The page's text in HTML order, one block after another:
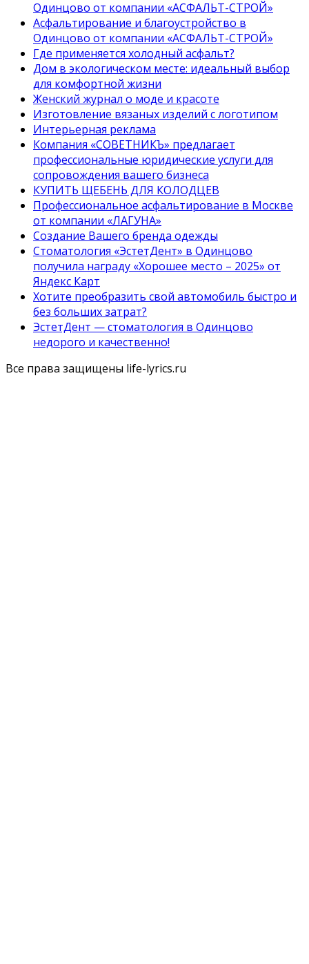
Одинцово от компании «АСФАЛЬТ-СТРОЙ»
Асфальтирование и благоустройство в
Одинцово от компании «АСФАЛЬТ-СТРОЙ»
Где применяется холодный асфальт?
Дом в экологическом месте: идеальный выбор
для комфортной жизни
Женский журнал о моде и красоте
Изготовление вязаных изделий с логотипом
Интерьерная реклама
Компания «СОВЕТНИКЪ» предлагает
профессиональные юридические услуги для
сопровождения вашего бизнеса
КУПИТЬ ЩЕБЕНЬ ДЛЯ КОЛОДЦЕВ
Профессиональное асфальтирование в Москве
от компании «ЛАГУНА»
Создание Вашего бренда одежды
Стоматология «ЭстетДент» в Одинцово
получила награду «Хорошее место – 2025» от
Яндекс Карт
Хотите преобразить свой автомобиль быстро и
без больших затрат?
ЭстетДент — стоматология в Одинцово
недорого и качественно!
Все права защищены life-lyrics.ru